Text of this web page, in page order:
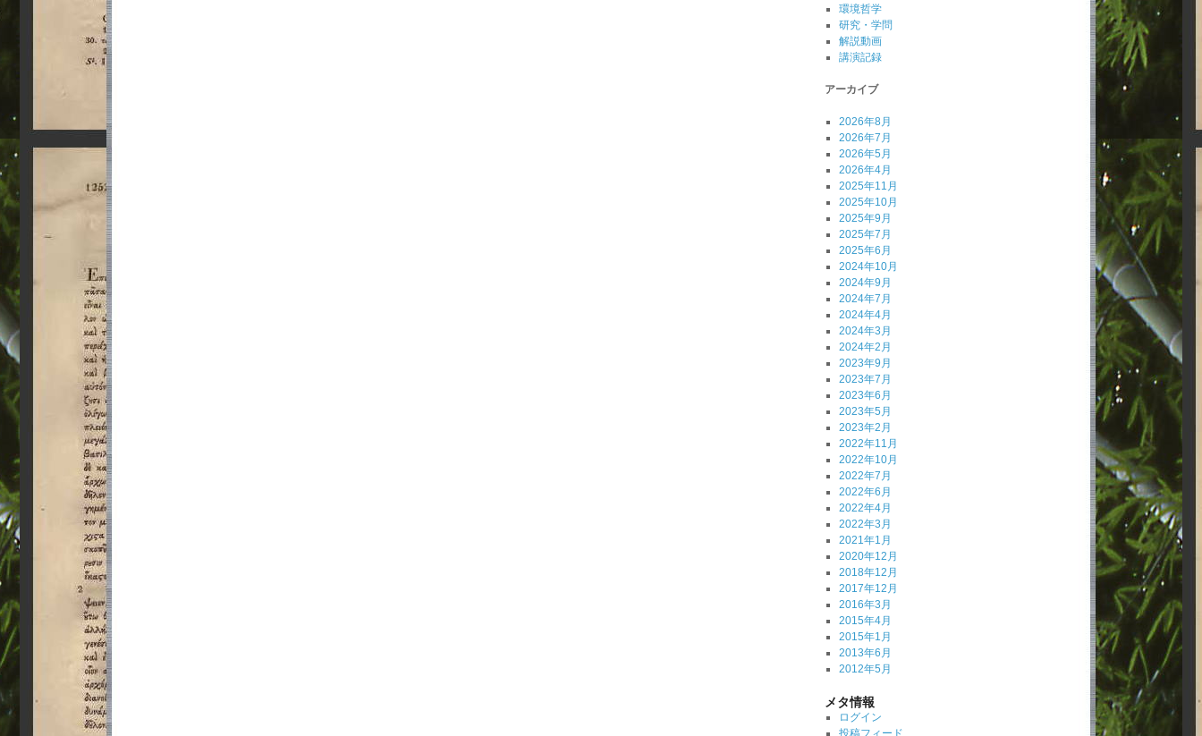
環境哲学
研究・学問
解説動画
講演記録
アーカイブ
2026年8月
2026年7月
2026年5月
2026年4月
2025年11月
2025年10月
2025年9月
2025年7月
2025年6月
2024年10月
2024年9月
2024年7月
2024年4月
2024年3月
2024年2月
2023年9月
2023年7月
2023年6月
2023年5月
2023年2月
2022年11月
2022年10月
2022年7月
2022年6月
2022年4月
2022年3月
2021年1月
2020年12月
2018年12月
2017年12月
2016年3月
2015年4月
2015年1月
2013年6月
2012年5月
メタ情報
ログイン
投稿フィード